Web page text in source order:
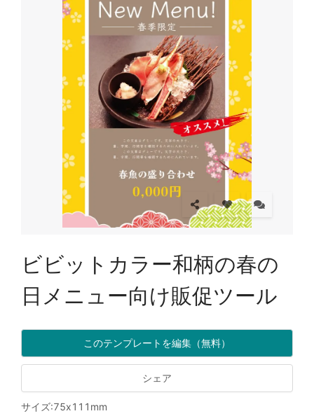
ビビットカラー和柄の春の
日メニュー向け販促ツール
このテンプレートを編集（無料）
シェア
サイズ:75x111 mm